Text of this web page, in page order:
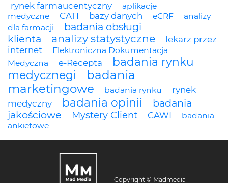
rynek farmaucentyczny
aplikacje
medyczne
CATI bazy danych eCRF
analizy
dla farmacji
badania obsługi
klienta
analizy statystyczne
lekarz przez
internet
Elektroniczna Dokumentacja
Medyczna
e-Recepta
badania rynku
medycznegi
badania
marketingowe
badania rynku
rynek
medyczny
badania opinii
badania
jakościowe
Mystery Client CAWI
badania
ankietowe
Copyright © Madmedia